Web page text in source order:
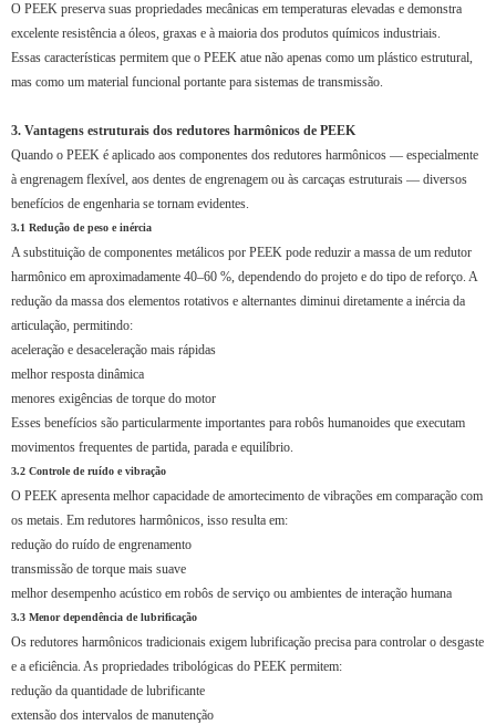
O PEEK preserva suas propriedades mecânicas em temperaturas elevadas e demonstra
excelente resistência a óleos, graxas e à maioria dos produtos químicos industriais.
Essas características permitem que o PEEK atue não apenas como um plástico estrutural,
mas como um material funcional portante para sistemas de transmissão.
3. Vantagens estruturais dos redutores harmônicos de PEEK
Quando o PEEK é aplicado aos componentes dos redutores harmônicos — especialmente
à engrenagem flexível, aos dentes de engrenagem ou às carcaças estruturais — diversos
benefícios de engenharia se tornam evidentes.
3.1 Redução de peso e inércia
A substituição de componentes metálicos por PEEK pode reduzir a massa de um redutor
harmônico em aproximadamente 40–60 %, dependendo do projeto e do tipo de reforço. A
redução da massa dos elementos rotativos e alternantes diminui diretamente a inércia da
articulação, permitindo:
aceleração e desaceleração mais rápidas
melhor resposta dinâmica
menores exigências de torque do motor
Esses benefícios são particularmente importantes para robôs humanoides que executam
movimentos frequentes de partida, parada e equilíbrio.
3.2 Controle de ruído e vibração
O PEEK apresenta melhor capacidade de amortecimento de vibrações em comparação com
os metais. Em redutores harmônicos, isso resulta em:
redução do ruído de engrenamento
transmissão de torque mais suave
melhor desempenho acústico em robôs de serviço ou ambientes de interação humana
3.3 Menor dependência de lubrificação
Os redutores harmônicos tradicionais exigem lubrificação precisa para controlar o desgaste
e a eficiência. As propriedades tribológicas do PEEK permitem:
redução da quantidade de lubrificante
extensão dos intervalos de manutenção